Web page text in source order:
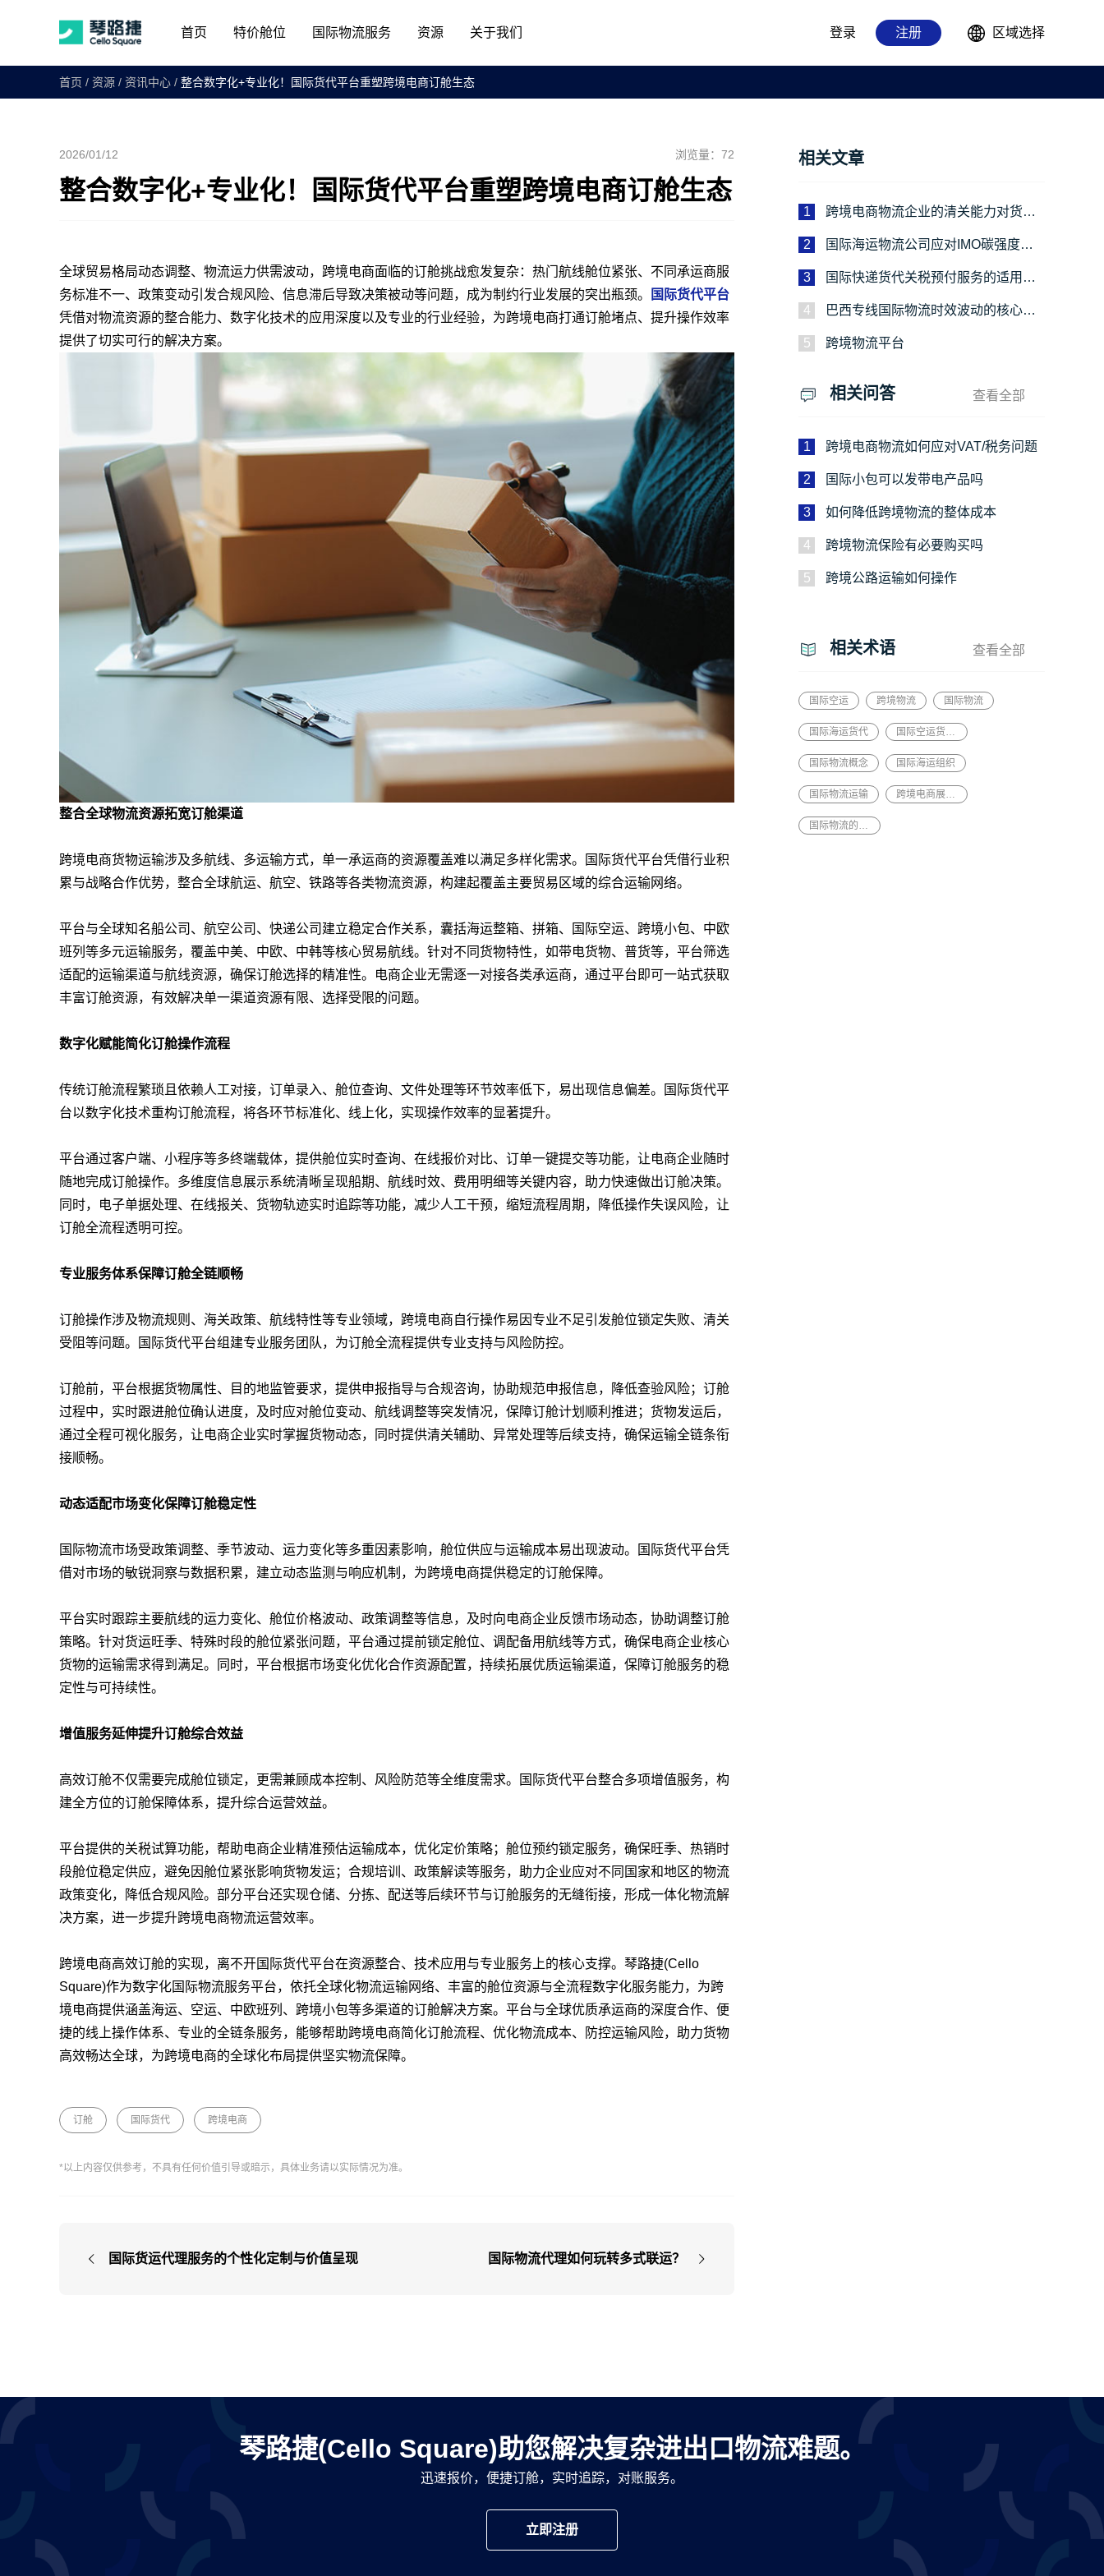
首页 特价舱位 国际物流服务 资源 关于我们 登录 注册 区域选择
首页 / 资源 / 资讯中心 / 整合数字化+专业化！国际货代平台重塑跨境电商订舱生态
2026/01/12 浏览量：72
整合数字化+专业化！国际货代平台重塑跨境电商订舱生态
全球贸易格局动态调整、物流运力供需波动，跨境电商面临的订舱挑战愈发复杂：热门航线舱位紧张、不同承运商服
务标准不一、政策变动引发合规风险、信息滞后导致决策被动等问题，成为制约行业发展的突出瓶颈。
国际货代平台
凭借对物流资源的整合能力、数字化技术的应用深度以及专业的行业经验，为跨境电商打通订舱堵点、提升操作效率
提供了切实可行的解决方案。
整合全球物流资源拓宽订舱渠道
跨境电商货物运输涉及多航线、多运输方式，单一承运商的资源覆盖难以满足多样化需求。国际货代平台凭借行业积
累与战略合作优势，整合全球航运、航空、铁路等各类物流资源，构建起覆盖主要贸易区域的综合运输网络。
平台与全球知名船公司、航空公司、快递公司建立稳定合作关系，囊括海运整箱、拼箱、国际空运、跨境小包、中欧
班列等多元运输服务，覆盖中美、中欧、中韩等核心贸易航线。针对不同货物特性，如带电货物、普货等，平台筛选
适配的运输渠道与航线资源，确保订舱选择的精准性。电商企业无需逐一对接各类承运商，通过平台即可一站式获取
丰富订舱资源，有效解决单一渠道资源有限、选择受限的问题。
数字化赋能简化订舱操作流程
传统订舱流程繁琐且依赖人工对接，订单录入、舱位查询、文件处理等环节效率低下，易出现信息偏差。国际货代平
台以数字化技术重构订舱流程，将各环节标准化、线上化，实现操作效率的显著提升。
平台通过客户端、小程序等多终端载体，提供舱位实时查询、在线报价对比、订单一键提交等功能，让电商企业随时
随地完成订舱操作。多维度信息展示系统清晰呈现船期、航线时效、费用明细等关键内容，助力快速做出订舱决策。
同时，电子单据处理、在线报关、货物轨迹实时追踪等功能，减少人工干预，缩短流程周期，降低操作失误风险，让
订舱全流程透明可控。
专业服务体系保障订舱全链顺畅
订舱操作涉及物流规则、海关政策、航线特性等专业领域，跨境电商自行操作易因专业不足引发舱位锁定失败、清关
受阻等问题。国际货代平台组建专业服务团队，为订舱全流程提供专业支持与风险防控。
订舱前，平台根据货物属性、目的地监管要求，提供申报指导与合规咨询，协助规范申报信息，降低查验风险；订舱
过程中，实时跟进舱位确认进度，及时应对舱位变动、航线调整等突发情况，保障订舱计划顺利推进；货物发运后，
通过全程可视化服务，让电商企业实时掌握货物动态，同时提供清关辅助、异常处理等后续支持，确保运输全链条衔
接顺畅。
动态适配市场变化保障订舱稳定性
国际物流市场受政策调整、季节波动、运力变化等多重因素影响，舱位供应与运输成本易出现波动。国际货代平台凭
借对市场的敏锐洞察与数据积累，建立动态监测与响应机制，为跨境电商提供稳定的订舱保障。
平台实时跟踪主要航线的运力变化、舱位价格波动、政策调整等信息，及时向电商企业反馈市场动态，协助调整订舱
策略。针对货运旺季、特殊时段的舱位紧张问题，平台通过提前锁定舱位、调配备用航线等方式，确保电商企业核心
货物的运输需求得到满足。同时，平台根据市场变化优化合作资源配置，持续拓展优质运输渠道，保障订舱服务的稳
定性与可持续性。
增值服务延伸提升订舱综合效益
高效订舱不仅需要完成舱位锁定，更需兼顾成本控制、风险防范等全维度需求。国际货代平台整合多项增值服务，构
建全方位的订舱保障体系，提升综合运营效益。
平台提供的关税试算功能，帮助电商企业精准预估运输成本，优化定价策略；舱位预约锁定服务，确保旺季、热销时
段舱位稳定供应，避免因舱位紧张影响货物发运；合规培训、政策解读等服务，助力企业应对不同国家和地区的物流
政策变化，降低合规风险。部分平台还实现仓储、分拣、配送等后续环节与订舱服务的无缝衔接，形成一体化物流解
决方案，进一步提升跨境电商物流运营效率。
跨境电商高效订舱的实现，离不开国际货代平台在资源整合、技术应用与专业服务上的核心支撑。琴路捷(Cello
Square)作为数字化国际物流服务平台，依托全球化物流运输网络、丰富的舱位资源与全流程数字化服务能力，为跨
境电商提供涵盖海运、空运、中欧班列、跨境小包等多渠道的订舱解决方案。平台与全球优质承运商的深度合作、便
捷的线上操作体系、专业的全链条服务，能够帮助跨境电商简化订舱流程、优化物流成本、防控运输风险，助力货物
高效畅达全球，为跨境电商的全球化布局提供坚实物流保障。
订舱 国际货代 跨境电商
*以上内容仅供参考，不具有任何价值引导或暗示，具体业务请以实际情况为准。
国际货运代理服务的个性化定制与价值呈现 国际物流代理如何玩转多式联运？
相关文章
1
跨境电商物流企业的清关能力对货主
2
国际海运物流公司应对IMO碳强度新
3
国际快递货代关税预付服务的适用场
4
巴西专线国际物流时效波动的核心成
5
跨境物流平台
相关问答 查看全部
1 跨境电商物流如何应对VAT/税务问题
2 国际小包可以发带电产品吗
3 如何降低跨境物流的整体成本
4 跨境物流保险有必要购买吗
5 跨境公路运输如何操作
相关术语 查看全部
国际空运 跨境物流 国际物流
国际海运货代 国际空运货代平台
国际物流概念 国际海运组织
国际物流运输 跨境电商展览会
国际物流的概念
琴路捷(Cello Square)助您解决复杂进出口物流难题。
迅速报价，便捷订舱，实时追踪，对账服务。
立即注册